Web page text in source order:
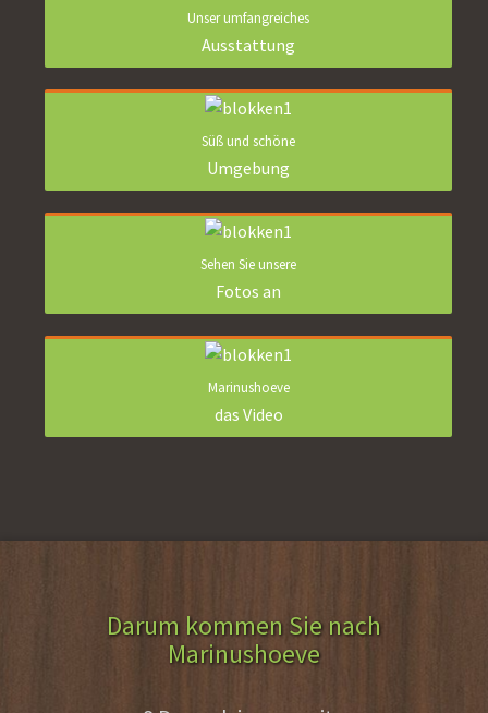
Unser umfangreiches
Ausstattung
Süß und schöne
Umgebung
Sehen Sie unsere
Fotos an
Marinushoeve
das Video
Darum kommen Sie nach
Marinushoeve